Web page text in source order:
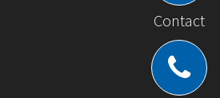
Contact